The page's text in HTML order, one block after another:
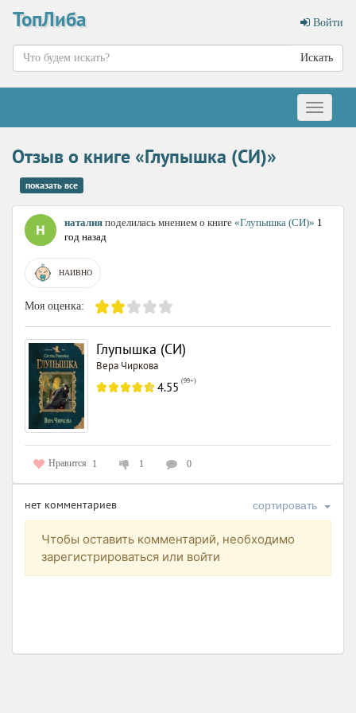
ТопЛиба Войти
Искать
Меню
Отзыв о книге «Глупышка (СИ)»
показать все
наталия поделилась мнением о книге «Глупышка (СИ)» 1
год назад
НАИВНО
Моя оценка:
Глупышка (СИ)
Вера Чиркова
4.55 (99+)
Нравится 1 1 0